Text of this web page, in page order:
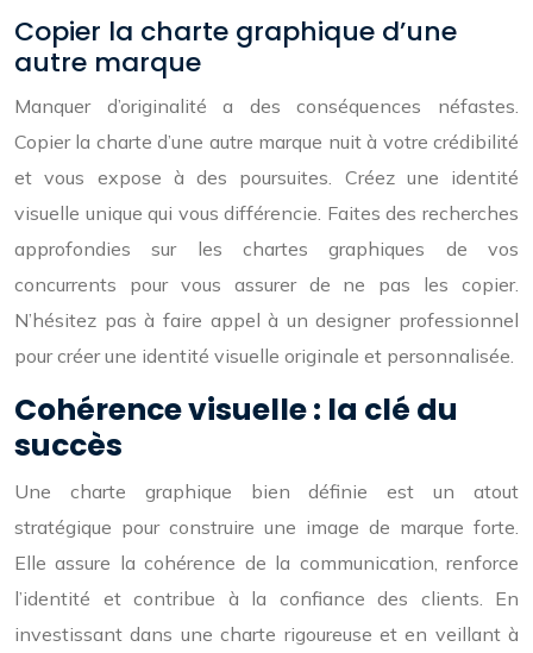
Copier la charte graphique d’une
autre marque
Manquer d’originalité a des conséquences néfastes.
Copier la charte d’une autre marque nuit à votre crédibilité
et vous expose à des poursuites. Créez une identité
visuelle unique qui vous différencie. Faites des recherches
approfondies sur les chartes graphiques de vos
concurrents pour vous assurer de ne pas les copier.
N’hésitez pas à faire appel à un designer professionnel
pour créer une identité visuelle originale et personnalisée.
Cohérence visuelle : la clé du
succès
Une charte graphique bien définie est un atout
stratégique pour construire une image de marque forte.
Elle assure la cohérence de la communication, renforce
l’identité et contribue à la confiance des clients. En
investissant dans une charte rigoureuse et en veillant à